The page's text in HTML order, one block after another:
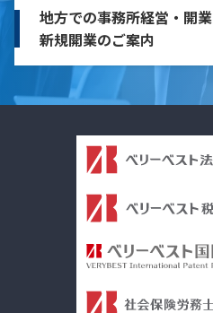
地方での事務所経営・開業
新規開業のご案内